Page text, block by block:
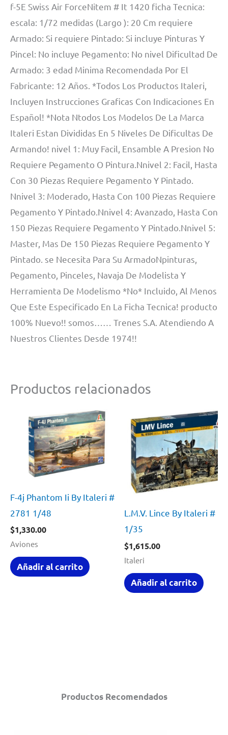
Productos Recomendados
f-5E Swiss Air ForceNitem # It 1420 ficha Tecnica:
escala: 1/72 medidas (Largo ): 20 Cm requiere
Armado: Si requiere Pintado: Si incluye Pinturas Y
Pincel: No incluye Pegamento: No nivel Dificultad De
Armado: 3 edad Minima Recomendada Por El
Fabricante: 12 Años. *Todos Los Productos Italeri,
Incluyen Instrucciones Graficas Con Indicaciones En
Español! *Nota Ntodos Los Modelos De La Marca
Italeri Estan Divididas En 5 Niveles De Dificultas De
Armando! nivel 1: Muy Facil, Ensamble A Presion No
Requiere Pegamento O Pintura.Nnivel 2: Facil, Hasta
Con 30 Piezas Requiere Pegamento Y Pintado.
Nnivel 3: Moderado, Hasta Con 100 Piezas Requiere
Pegamento Y Pintado.Nnivel 4: Avanzado, Hasta Con
150 Piezas Requiere Pegamento Y Pintado.Nnivel 5:
Master, Mas De 150 Piezas Requiere Pegamento Y
Pintado. se Necesita Para Su ArmadoNpinturas,
Pegamento, Pinceles, Navaja De Modelista Y
Herramienta De Modelismo *No* Incluido, Al Menos
Que Este Especificado En La Ficha Tecnica! producto
100% Nuevo!! somos…… Trenes S.A. Atendiendo A
Nuestros Clientes Desde 1974!!
Productos relacionados
F-4j Phantom Ii By Italeri #
2781 1/48
$1,330.00
Aviones
Añadir al carrito
L.M.V. Lince By Italeri #
1/35
$1,615.00
Italeri
Añadir al carrito